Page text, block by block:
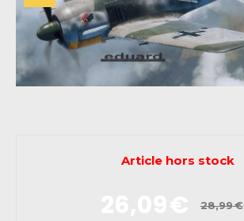
28,99€
Article hors stock